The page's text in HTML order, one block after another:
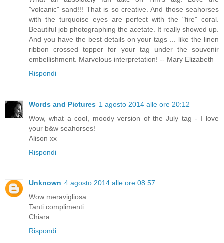
"volcanic" sand!!! That is so creative. And those seahorses
with the turquoise eyes are perfect with the "fire" coral.
Beautiful job photographing the acetate. It really showed up.
And you have the best details on your tags ... like the linen
ribbon crossed topper for your tag under the souvenir
embellishment. Marvelous interpretation! -- Mary Elizabeth
Rispondi
Words and Pictures 1 agosto 2014 alle ore 20:12
Wow, what a cool, moody version of the July tag - I love
your b&w seahorses!
Alison xx
Rispondi
Unknown 4 agosto 2014 alle ore 08:57
Wow meravigliosa
Tanti complimenti
Chiara
Rispondi